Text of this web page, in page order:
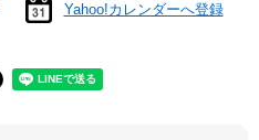
Yahoo!カレンダーへ登録